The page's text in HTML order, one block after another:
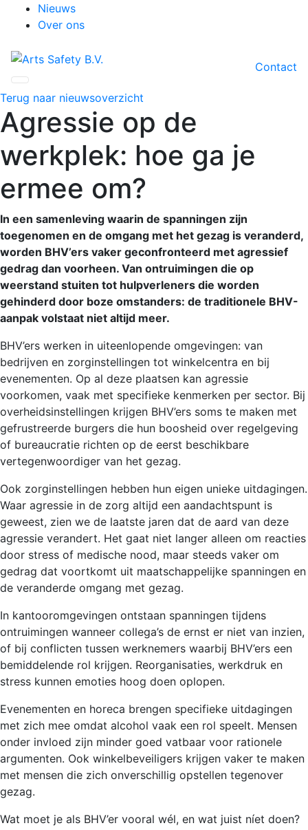
Nieuws
Over ons
Contact
Terug naar nieuwsoverzicht
Agressie op de
werkplek: hoe ga je
ermee om?
In een samenleving waarin de spanningen zijn
toegenomen en de omgang met het gezag is veranderd,
worden BHV’ers vaker geconfronteerd met agressief
gedrag dan voorheen. Van ontruimingen die op
weerstand stuiten tot hulpverleners die worden
gehinderd door boze omstanders: de traditionele BHV-
aanpak volstaat niet altijd meer.
BHV’ers werken in uiteenlopende omgevingen: van
bedrijven en zorginstellingen tot winkelcentra en bij
evenementen. Op al deze plaatsen kan agressie
voorkomen, vaak met specifieke kenmerken per sector. Bij
overheidsinstellingen krijgen BHV’ers soms te maken met
gefrustreerde burgers die hun boosheid over regelgeving
of bureaucratie richten op de eerst beschikbare
vertegenwoordiger van het gezag.
Ook zorginstellingen hebben hun eigen unieke uitdagingen.
Waar agressie in de zorg altijd een aandachtspunt is
geweest, zien we de laatste jaren dat de aard van deze
agressie verandert. Het gaat niet langer alleen om reacties
door stress of medische nood, maar steeds vaker om
gedrag dat voortkomt uit maatschappelijke spanningen en
de veranderde omgang met gezag.
In kantooromgevingen ontstaan spanningen tijdens
ontruimingen wanneer collega’s de ernst er niet van inzien,
of bij conflicten tussen werknemers waarbij BHV’ers een
bemiddelende rol krijgen. Reorganisaties, werkdruk en
stress kunnen emoties hoog doen oplopen.
Evenementen en horeca brengen specifieke uitdagingen
met zich mee omdat alcohol vaak een rol speelt. Mensen
onder invloed zijn minder goed vatbaar voor rationele
argumenten. Ook winkelbeveiligers krijgen vaker te maken
met mensen die zich onverschillig opstellen tegenover
gezag.
Wat moet je als BHV’er vooral wél, en wat juist níet doen?